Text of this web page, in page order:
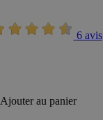
6 avis
Ajouter au panier